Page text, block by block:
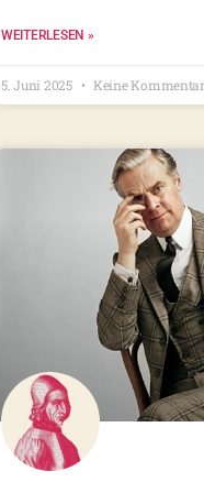
WEITERLESEN »
5. Juni 2025 Keine